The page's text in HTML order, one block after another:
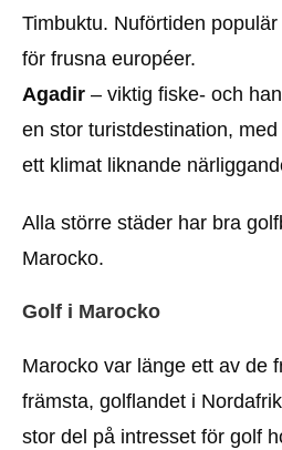
Timbuktu. Nuförtiden
för frusna européer.
Agadir – viktig fiske- och
en stor turistdestination,
ett klimat liknande
Alla större städer har bra
Marocko.
Golf i Marocko
Marocko var länge ett av de
främsta, golflandet i
stor del på intresset för golf